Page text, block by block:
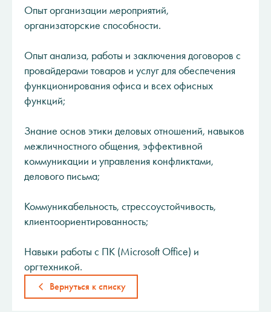
Опыт организации мероприятий,
организаторские способности.
Опыт анализа, работы и заключения договоров с
провайдерами товаров и услуг для обеспечения
функционирования офиса и всех офисных
функций;
Знание основ этики деловых отношений, навыков
межличностного общения, эффективной
коммуникации и управления конфликтами,
делового письма;
Коммуникабельность, стрессоустойчивость,
клиентоориентированность;
Навыки работы с ПК (Microsoft Office) и
оргтехникой.
Вернуться к списку